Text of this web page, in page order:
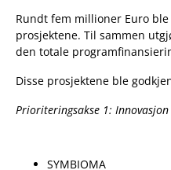
Rundt fem millioner Euro
prosjektene. Til sammen
den totale
Disse prosjektene ble
Prioriteringsakse 1: Innovasjon
SYMBIOMA